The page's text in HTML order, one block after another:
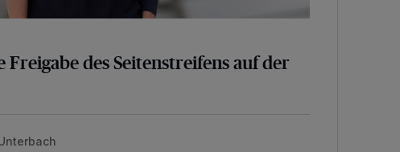
des Seitenstreifens auf der